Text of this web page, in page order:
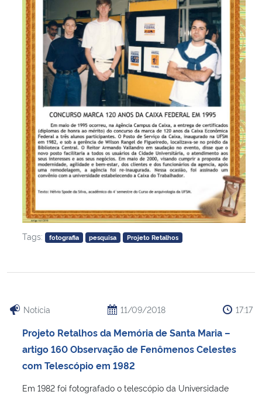
Tags: fotografia pesquisa Projeto Retalhos
Notícia 11/09/2018 17:17
Projeto Retalhos da Memória de Santa Maria –
artigo 160 Observação de Fenômenos Celestes
com Telescópio em 1982
Em 1982 foi fotografado o telescópio da Universidade